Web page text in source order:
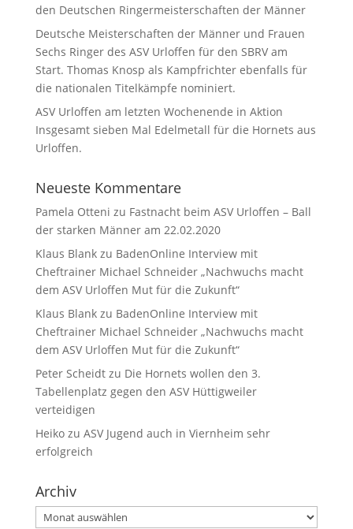
den Deutschen Ringermeisterschaften der Männer
Deutsche Meisterschaften der Männer und Frauen
Sechs Ringer des ASV Urloffen für den SBRV am
Start. Thomas Knosp als Kampfrichter ebenfalls für
die nationalen Titelkämpfe nominiert.
ASV Urloffen am letzten Wochenende in Aktion
Insgesamt sieben Mal Edelmetall für die Hornets aus
Urloffen.
Neueste Kommentare
Pamela Otteni zu Fastnacht beim ASV Urloffen – Ball
der starken Männer am 22.02.2020
Klaus Blankzu BadenOnline Interview mit
Cheftrainer Michael Schneider „Nachwuchs macht
dem ASV Urloffen Mut für die Zukunft“
Klaus Blankzu BadenOnline Interview mit
Cheftrainer Michael Schneider „Nachwuchs macht
dem ASV Urloffen Mut für die Zukunft“
Peter Scheidtzu Die Hornets wollen den 3.
Tabellenplatz gegen den ASV Hüttigweiler
verteidigen
Heikozu ASV Jugend auch in Viernheim sehr
erfolgreich
Archiv
Archiv